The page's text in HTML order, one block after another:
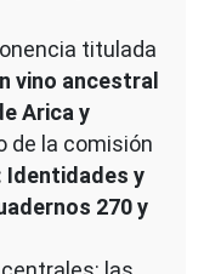
titulada
vino ancestral
Arica y
de la comisión
Identidades y
270 y